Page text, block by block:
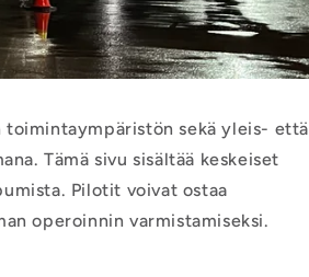
toimintaympäristön sekä yleis- että
Tämä sivu sisältää keskeiset
Pilotit voivat ostaa
operoinnin varmistamiseksi.